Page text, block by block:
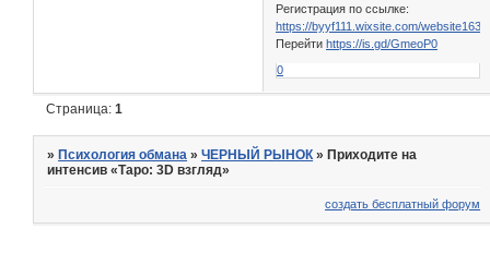
Регистрация по ссылке:
https://byyf111.wixsite.com/website1631
Перейтиhttps://is.gd/GmeoP0
0
Страница:1
»Психология обмана »ЧЕРНЫЙ РЫНОК »Приходите на
интенсив «Таро: 3D взгляд»
создать бесплатный форум